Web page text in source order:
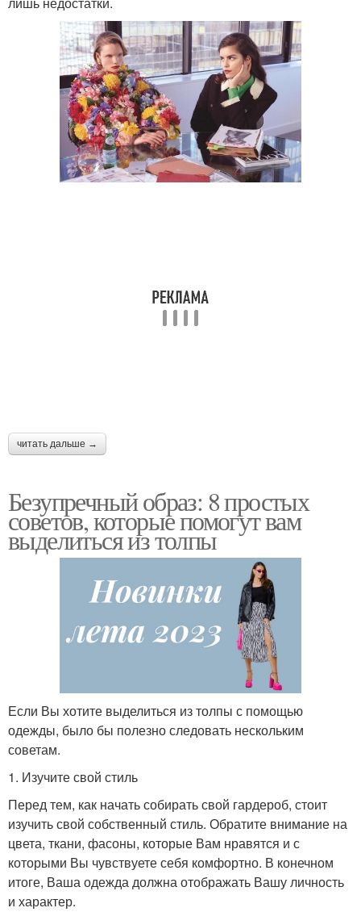
читать дальше →
Безупречный образ: 8 простых
советов, которые помогут вам
выделиться из толпы
Если Вы хотите выделиться из толпы с помощью
одежды, было бы полезно следовать нескольким
советам.
1. Изучите свой стиль
Перед тем, как начать собирать свой гардероб, стоит
изучить свой собственный стиль. Обратите внимание на
цвета, ткани, фасоны, которые Вам нравятся и с
которыми Вы чувствуете себя комфортно. В конечном
итоге, Ваша одежда должна отображать Вашу личность
и характер.